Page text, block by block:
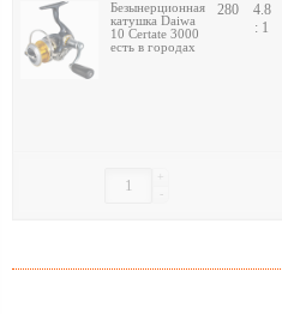
Безынерционная
катушка Daiwa
10 Certate 3000
есть в городах
280
4.8
: 1
-
+